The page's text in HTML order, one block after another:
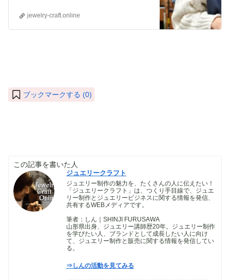
jewelry-craft.online
ブックマークする (0)
この記事を書いた人
ジュエリークラフト
ジュエリー制作の魅力を、たくさんの人に伝えたい！
「ジュエリークラフト」は、つくり手目線で、ジュエ
リー制作とジュエリービジネスに関する情報を発信、
共有するWEBメディアです。
筆者：しん｜SHINJI FURUSAWA
山形県出身、ジュエリー講師歴20年。ジュエリー制作
を学びたい人、ブランドとして成長したい人に向け
て、ジュエリー制作と販売に関する情報を発信してい
る。
⇒しんの活動を見てみる